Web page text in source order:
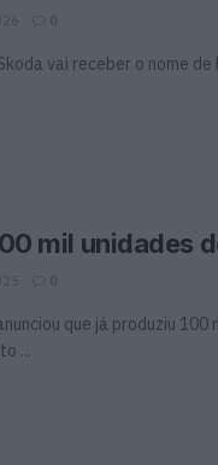
0
vai receber o nome de
mil unidades
0
que já produziu 100
...